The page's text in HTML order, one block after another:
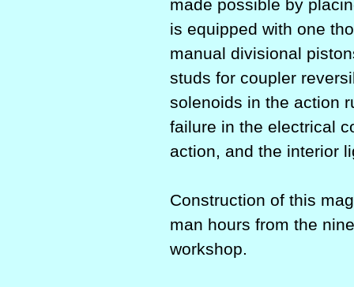
made possible by
is equip­ped with one
manual divisional
studs for coupler
solenoids in the action
failure in the electrical
action, and the interior
Construction of this
man hours from the
workshop.